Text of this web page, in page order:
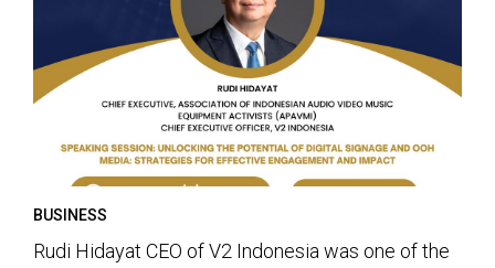
BUSINESS
Rudi Hidayat CEO of V2 Indonesia was one of the